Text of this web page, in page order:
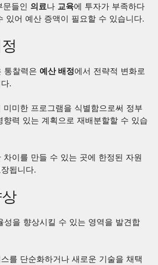
문들인 의료나 교육에 투자가 부족하다
있어 예산 증액이 필요할 수 있습니다.
통찰력은 예산 배정에서 전략적 변화로
.
미미한 프로그램을 식별함으로써 정부
향력 있는 계획으로 재배분할할 수 있습
차이를 만들 수 있는 곳에 한정된 자원
됩니다.
성을 향상시킬 수 있는 영역을 발견합
를 단순화하거나 새로운 기술을 채택